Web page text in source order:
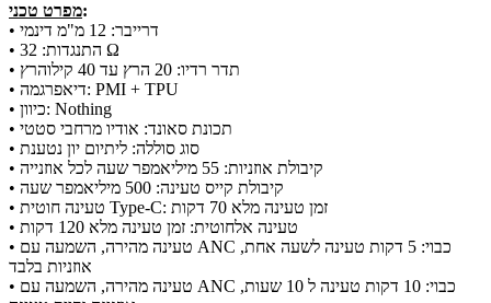
מפרט טכני:
• דרייבר: 12 מ"מ דינמי
• התנגדות: 32 Ω
• תדר רדיו: 20 הרץ עד 40 קילוהרץ
• דיאפרגמה: PMI + TPU
• כיוון: Nothing
• תכונת סאונד: אודיו מרחבי סטטי
• סוג סוללה: ליתיום יון נטענת
• קיבולת אוזניות: 55 מיליאמפר שעה לכל אוזנייה
• קיבולת קייס טעינה: 500 מיליאמפר שעה
• טעינה חוטית Type-C: זמן טעינה מלא 70 דקות
• טעינה אלחוטית: זמן טעינה מלא 120 דקות
• טעינה מהירה, השמעה עם ANC כבוי: 5 דקות טעינה לשעה אחת,
אוזניות בלבד
• טעינה מהירה, השמעה עם ANC כבוי: 10 דקות טעינה ל 10 שעות,